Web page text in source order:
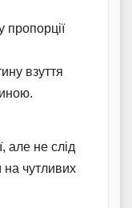
пропорції
взуття
але не слід
на чутливих